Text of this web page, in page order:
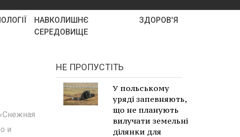
НАВКОЛИШНЄ
СЕРЕДОВИЩЕ
ЗДОРОВ'Я
и
НЕ ПРОПУСТІТЬ
У польському
уряді запевняють,
що не планують
вилучати земельні
ділянки для